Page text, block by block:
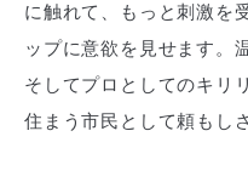
に触れて、もっと刺激を
ップに意欲を見せます。
そしてプロとしてのキリ
住まう市民として頼もし